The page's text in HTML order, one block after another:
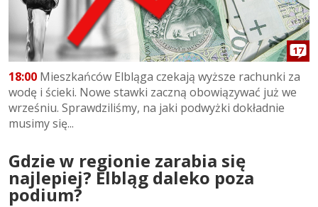
17
18:00 Mieszkańców Elbląga czekają wyższe rachunki za
wodę i ścieki. Nowe stawki zaczną obowiązywać już we
wrześniu. Sprawdziliśmy, na jaki podwyżki dokładnie
musimy się...
Gdzie w regionie zarabia się
najlepiej? Elbląg daleko poza
podium?